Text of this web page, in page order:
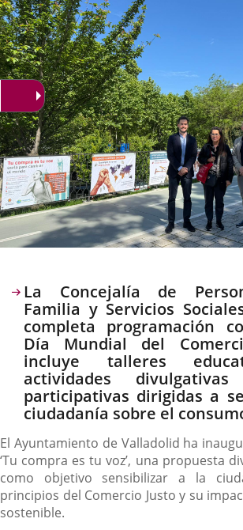
Descripción
La Concejalía de
Familia y Servicios
completa programación
Día Mundial del
incluye talleres
actividades
participativas dirigidas a
ciudadanía sobre el
El Ayuntamiento de Valladolid ha
‘Tu compra es tu voz’, una propuesta
como objetivo sensibilizar a la
principios del Comercio Justo y su
sostenible.